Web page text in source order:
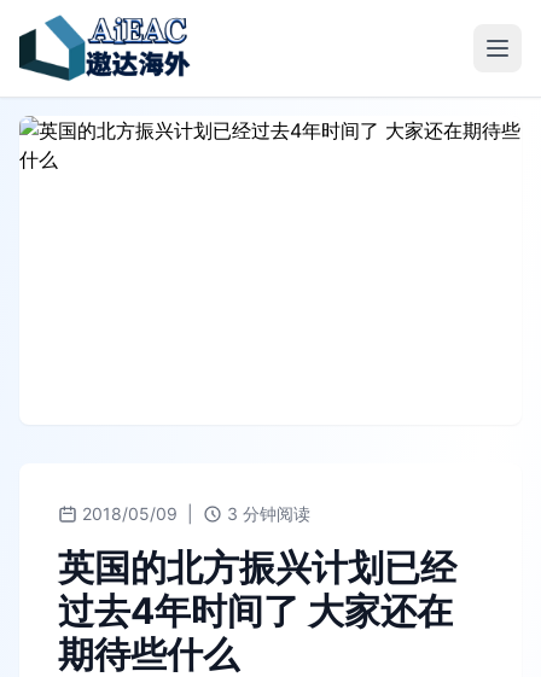
2018/05/09 3 分钟阅读
英国的北方振兴计划已经
过去4年时间了 大家还在
期待些什么